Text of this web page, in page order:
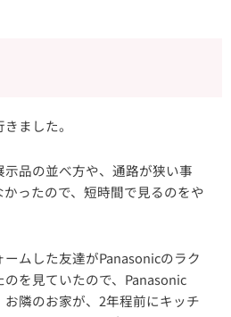
ました。
品の並べ方や、通路が狭い事
ったので、短時間で見るのをや
ムした友達がPanasonicのラク
を見ていたので、Panasonic
隣のお家が、2年程前にキッチ